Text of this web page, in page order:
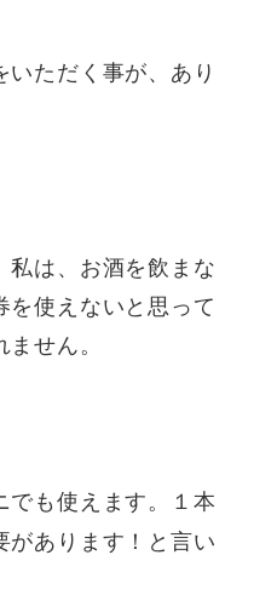
ただく事が、あり
私は、お酒を飲まな
使えないと思って
せん。
でも使えます。１本
があります！と言い